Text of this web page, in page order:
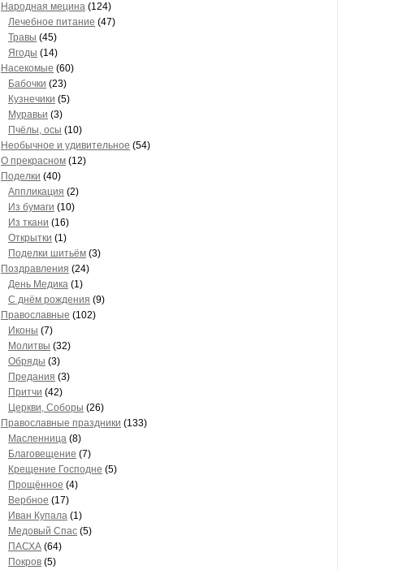
Народная мецина (124)
Лечебное питание (47)
Травы (45)
Ягоды (14)
Насекомые (60)
Бабочки (23)
Кузнечики (5)
Муравьи (3)
Пчёлы, осы (10)
Необычное и удивительное (54)
О прекрасном (12)
Поделки (40)
Аппликация (2)
Из бумаги (10)
Из ткани (16)
Открытки (1)
Поделки шитьём (3)
Поздравления (24)
День Медика (1)
С днём рождения (9)
Православные (102)
Иконы (7)
Молитвы (32)
Обряды (3)
Предания (3)
Притчи (42)
Церкви, Соборы (26)
Православные праздники (133)
Масленница (8)
Благовещение (7)
Крещение Господне (5)
Прощённое (4)
Вербное (17)
Иван Купала (1)
Медовый Спас (5)
ПАСХА (64)
Покров (5)